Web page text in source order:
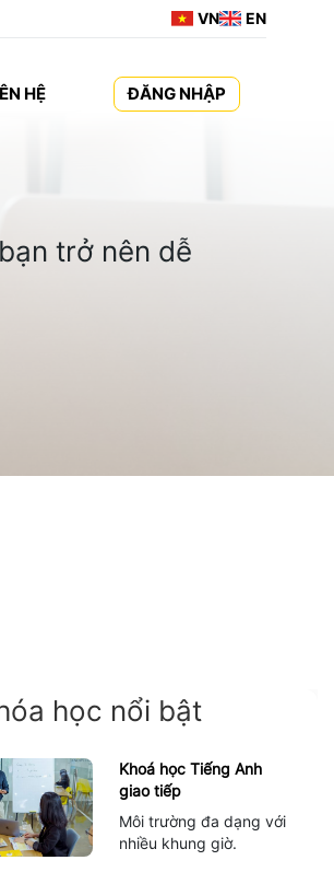
VN EN
HỆ ĐĂNG NHẬP
trở nên dễ
học nổi bật
Khoá học Tiếng Anh
giao tiếp
Môi trường đa dạng với
nhiều khung giờ.